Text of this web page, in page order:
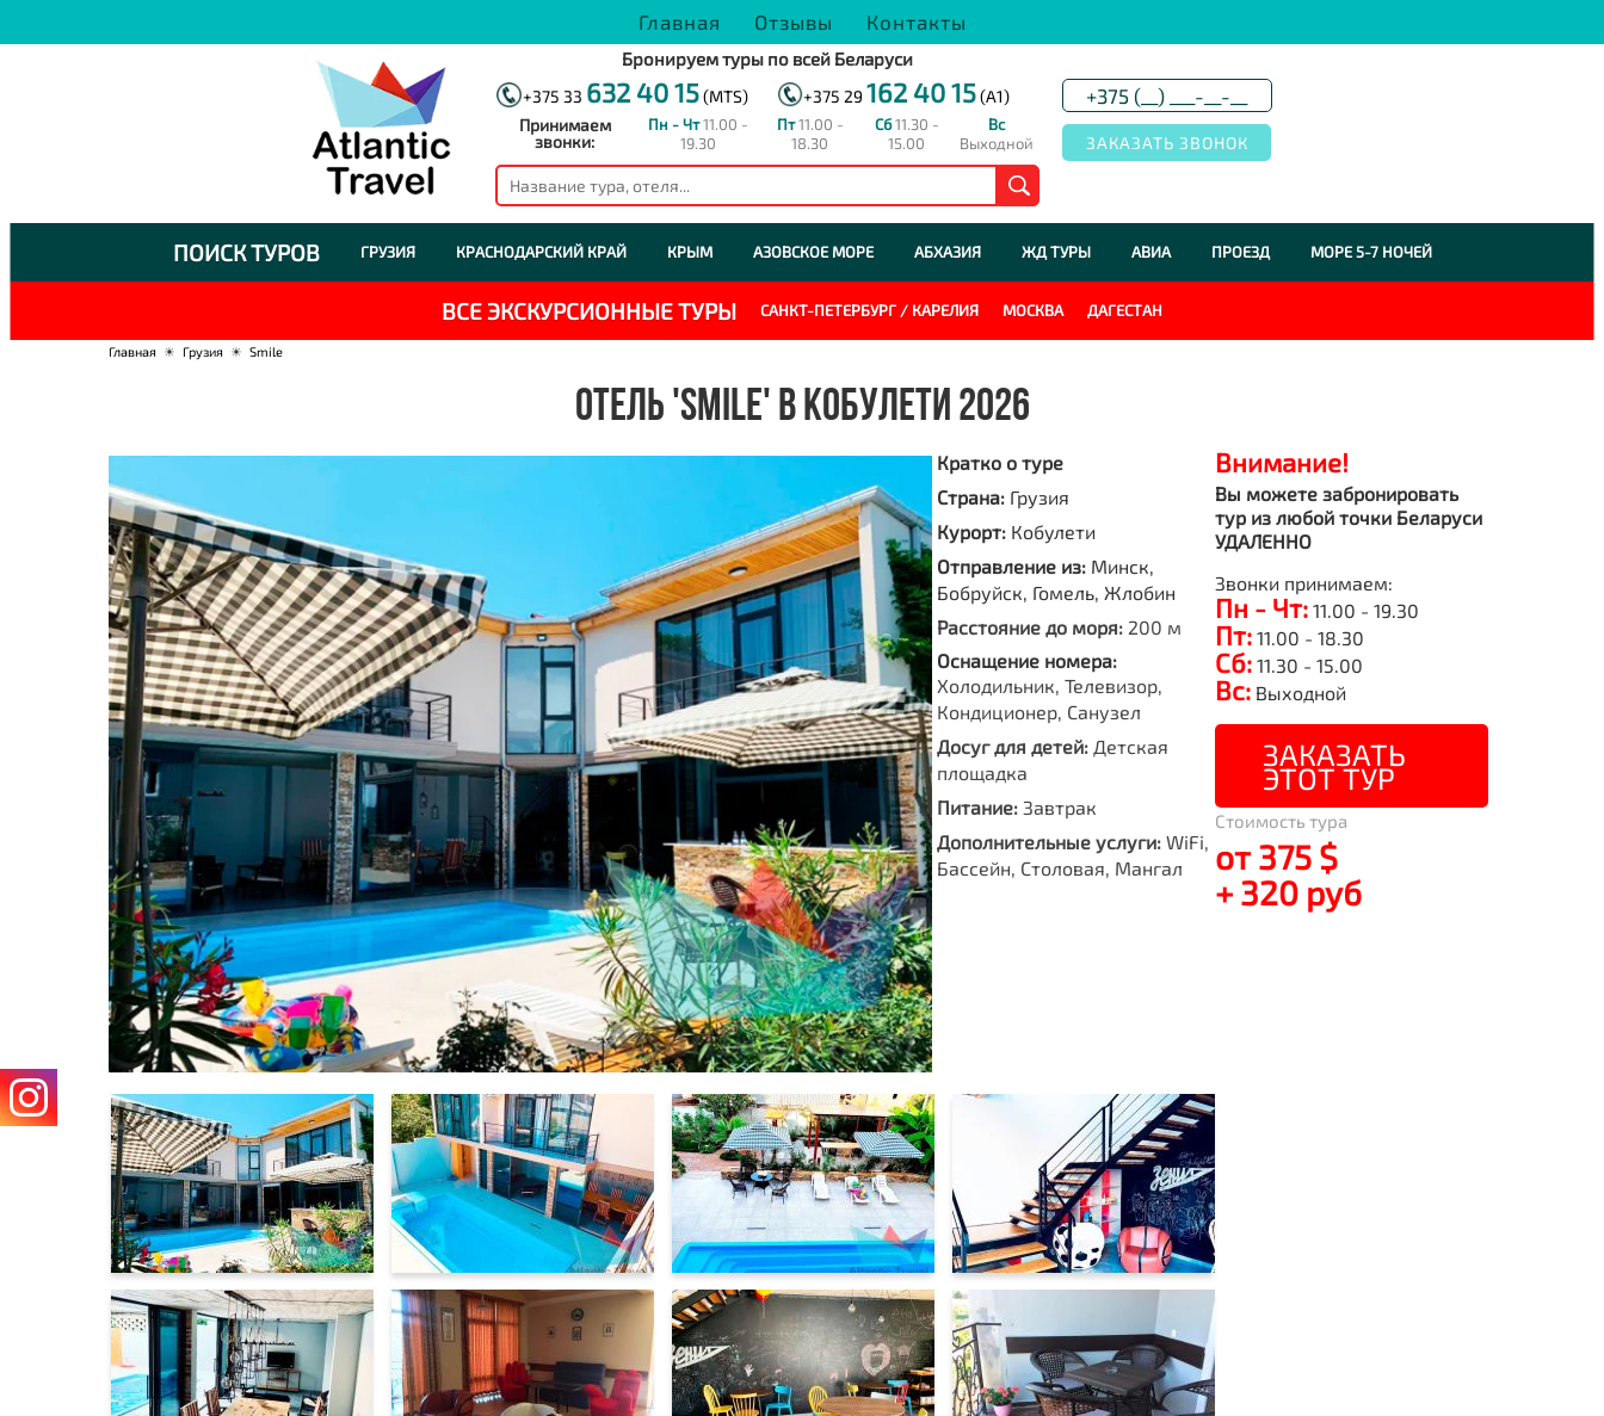
Главная Отзывы Контакты
Бронируем туры по всей Беларуси
+375 33 632 40 15(MTS) +375 29 162 40 15(A1)
Принимаем
звонки:
Пн - Чт11.00 -
19.30
Пт11.00 -
18.30
Сб11.30 -
15.00
Вс
Выходной
ПОИСК ТУРОВ ГРУЗИЯ КРАСНОДАРСКИЙ КРАЙ КРЫМ АЗОВСКОЕ МОРЕ АБХАЗИЯ ЖД ТУРЫ АВИА ПРОЕЗД МОРЕ 5-7 НОЧЕЙ
ВСЕ ЭКСКУРСИОННЫЕ ТУРЫ САНКТ-ПЕТЕРБУРГ / КАРЕЛИЯ МОСКВА ДАГЕСТАН
Главная ☀ Грузия ☀ Smile
ОТЕЛЬ 'SMILE' В КОБУЛЕТИ 2026
Кратко о туре
Страна: Грузия
Курорт: Кобулети
Отправление из: Минск,
Бобруйск, Гомель, Жлобин
Расстояние до моря:200 м
Оснащение номера:
Холодильник, Телевизор,
Кондиционер, Санузел
Досуг для детей:Детская
площадка
Питание:Завтрак
Дополнительные услуги:WiFi,
Бассейн, Столовая, Мангал
Внимание!
Вы можете забронировать
тур из любой точки Беларуси
УДАЛЕННО
Звонки принимаем:
Пн - Чт:11.00 - 19.30
Пт:11.00 - 18.30
Сб:11.30 - 15.00
Вс:Выходной
ЗАКАЗАТЬ
ЭТОТ ТУР
Стоимость тура
от 375 $
+ 320 руб